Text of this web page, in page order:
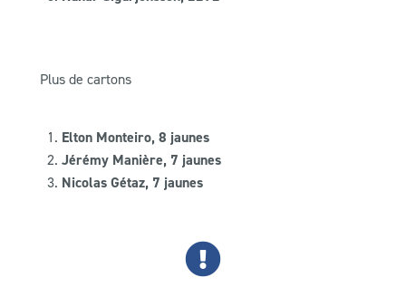
Plus de cartons
Elton Monteiro, 8 jaunes
Jérémy Manière, 7 jaunes
Nicolas Gétaz, 7 jaunes